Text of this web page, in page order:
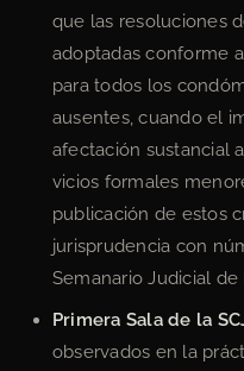
que las resoluciones
adoptadas conforme
para todos los
ausentes, cuando el
afectación sustancial
vicios formales
publicación de estos
jurisprudencia con
Semanario Judicial de
Primera Sala de la
observados en la